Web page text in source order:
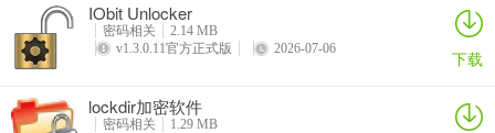
4、选择软件的安装位置后点击next进行下一步。
IObit Unlocker
密码相关
2.14 MB
v1.3.0.11官方正式版
2026-07-06 下载
lockdir加密软件
密码相关
1.29 MB